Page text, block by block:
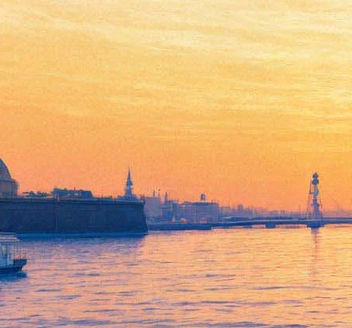
Анна Нетребко показала
розарий, маяки и фламинго
на своей террасе в центре
Вены
Версия для печати
Оперная дива Анна Нетребко на самоизоляции время даром
не теряла — ее поклонники стали свидетелями того, как
певица трудится на малярных и садовых работах прямо в
самом сердце австрийской столицы. Терраса на крыше дома с
видом на главную достопримечательность Вены — собор
Святого Стефана — менялась на глазах у подписчиков.